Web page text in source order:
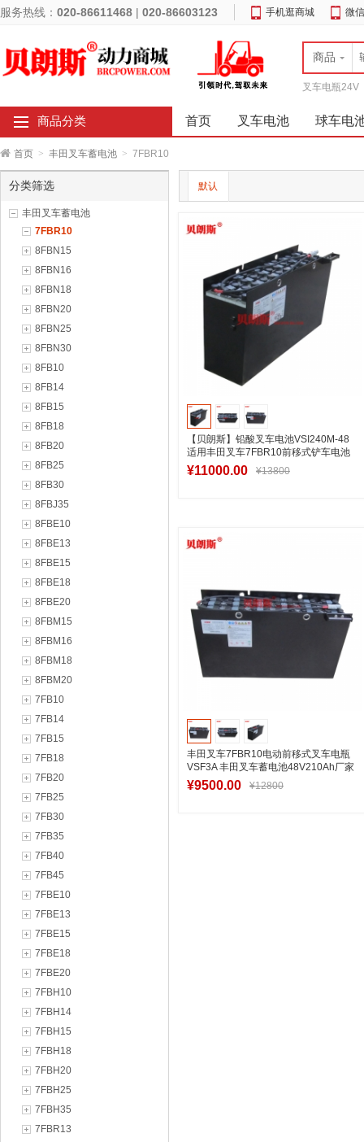
服务热线： 020-86611468 | 020-86603123 手机逛商城 微
商品
叉车电瓶24V
商品分类 首页 叉车电池 球车电
首页 > 丰田叉车蓄电池 > 7FBR10
分类筛选
丰田叉车蓄电池
7FBR10
8FBN15
8FBN16
8FBN18
8FBN20
8FBN25
8FBN30
8FB10
8FB14
8FB15
8FB18
8FB20
8FB25
8FB30
8FBJ35
8FBE10
8FBE13
8FBE15
8FBE18
8FBE20
8FBM15
8FBM16
8FBM18
8FBM20
7FB10
7FB14
7FB15
7FB18
7FB20
7FB25
7FB30
7FB35
7FB40
7FB45
7FBE10
7FBE13
7FBE15
7FBE18
7FBE20
7FBH10
7FBH14
7FBH15
7FBH18
7FBH20
7FBH25
7FBH35
7FBR13
默认
【贝朗斯】铅酸叉车电池VSI240M-48
适用丰田叉车7FBR10前移式铲车电池
240Ah
¥11000.00 ¥13800
丰田叉车7FBR10电动前移式叉车电瓶
VSF3A 丰田叉车蓄电池48V210Ah厂家
批发
¥9500.00 ¥12800